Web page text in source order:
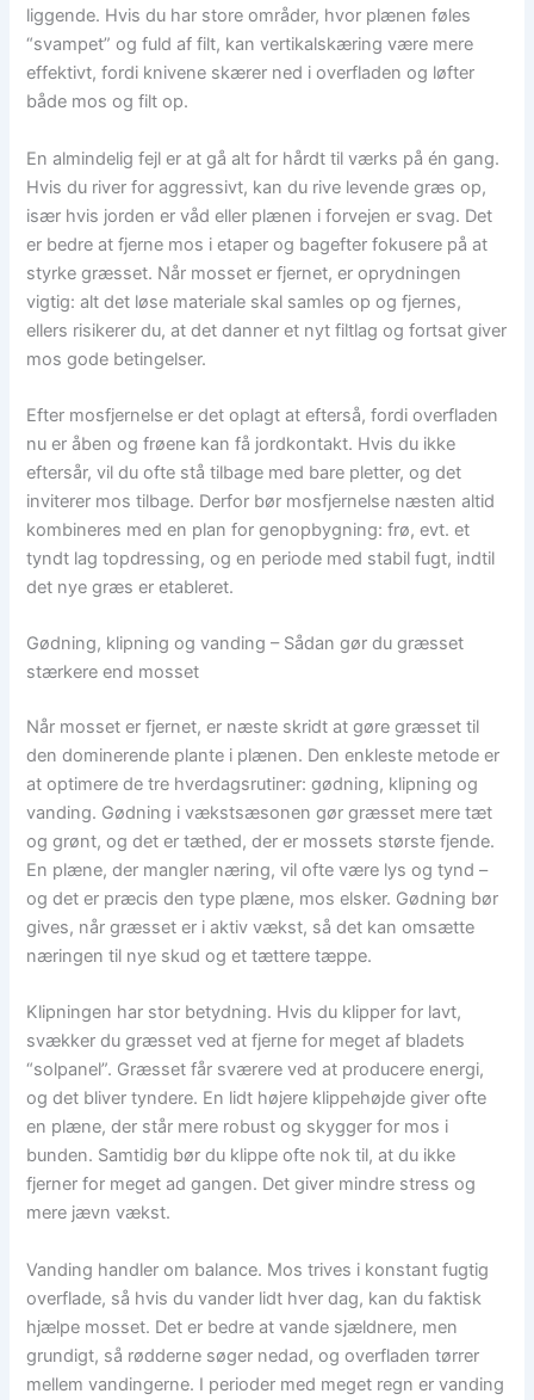
liggende. Hvis du har store områder, hvor plænen føles
“svampet” og fuld af filt, kan vertikalskæring være mere
effektivt, fordi knivene skærer ned i overfladen og løfter
både mos og filt op.
En almindelig fejl er at gå alt for hårdt til værks på én gang.
Hvis du river for aggressivt, kan du rive levende græs op,
især hvis jorden er våd eller plænen i forvejen er svag. Det
er bedre at fjerne mos i etaper og bagefter fokusere på at
styrke græsset. Når mosset er fjernet, er oprydningen
vigtig: alt det løse materiale skal samles op og fjernes,
ellers risikerer du, at det danner et nyt filtlag og fortsat giver
mos gode betingelser.
Efter mosfjernelse er det oplagt at efterså, fordi overfladen
nu er åben og frøene kan få jordkontakt. Hvis du ikke
eftersår, vil du ofte stå tilbage med bare pletter, og det
inviterer mos tilbage. Derfor bør mosfjernelse næsten altid
kombineres med en plan for genopbygning: frø, evt. et
tyndt lag topdressing, og en periode med stabil fugt, indtil
det nye græs er etableret.
Gødning, klipning og vanding – Sådan gør du græsset
stærkere end mosset
Når mosset er fjernet, er næste skridt at gøre græsset til
den dominerende plante i plænen. Den enkleste metode er
at optimere de tre hverdagsrutiner: gødning, klipning og
vanding. Gødning i vækstsæsonen gør græsset mere tæt
og grønt, og det er tæthed, der er mossets største fjende.
En plæne, der mangler næring, vil ofte være lys og tynd –
og det er præcis den type plæne, mos elsker. Gødning bør
gives, når græsset er i aktiv vækst, så det kan omsætte
næringen til nye skud og et tættere tæppe.
Klipningen har stor betydning. Hvis du klipper for lavt,
svækker du græsset ved at fjerne for meget af bladets
“solpanel”. Græsset får sværere ved at producere energi,
og det bliver tyndere. En lidt højere klippehøjde giver ofte
en plæne, der står mere robust og skygger for mos i
bunden. Samtidig bør du klippe ofte nok til, at du ikke
fjerner for meget ad gangen. Det giver mindre stress og
mere jævn vækst.
Vanding handler om balance. Mos trives i konstant fugtig
overflade, så hvis du vander lidt hver dag, kan du faktisk
hjælpe mosset. Det er bedre at vande sjældnere, men
grundigt, så rødderne søger nedad, og overfladen tørrer
mellem vandingerne. I perioder med meget regn er vanding